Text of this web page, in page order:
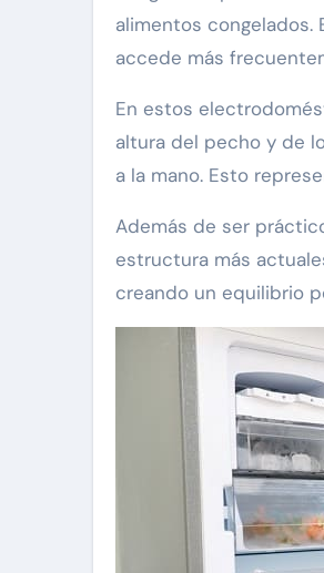
alimentos congelados.
accede más
En estos
altura del pecho y de
a la mano. Esto
Además de ser
estructura más
creando un equilibrio